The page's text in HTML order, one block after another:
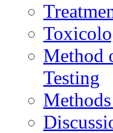
Method
Testing